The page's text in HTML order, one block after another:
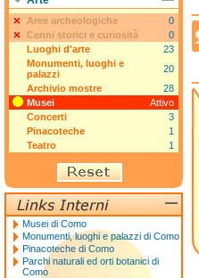
Aree archeologiche
0
Cenni storici e curiosità
0
Luoghi d'arte
23
Monumenti, luoghi e
palazzi
20
Archivio mostre
28
Musei
Attivo
Concerti
3
Pinacoteche
1
Teatro
1
Musei di Como
Monumenti, luoghi e palazzi di Como
Pinacoteche di Como
Parchi naturali ed orti botanici di
Como